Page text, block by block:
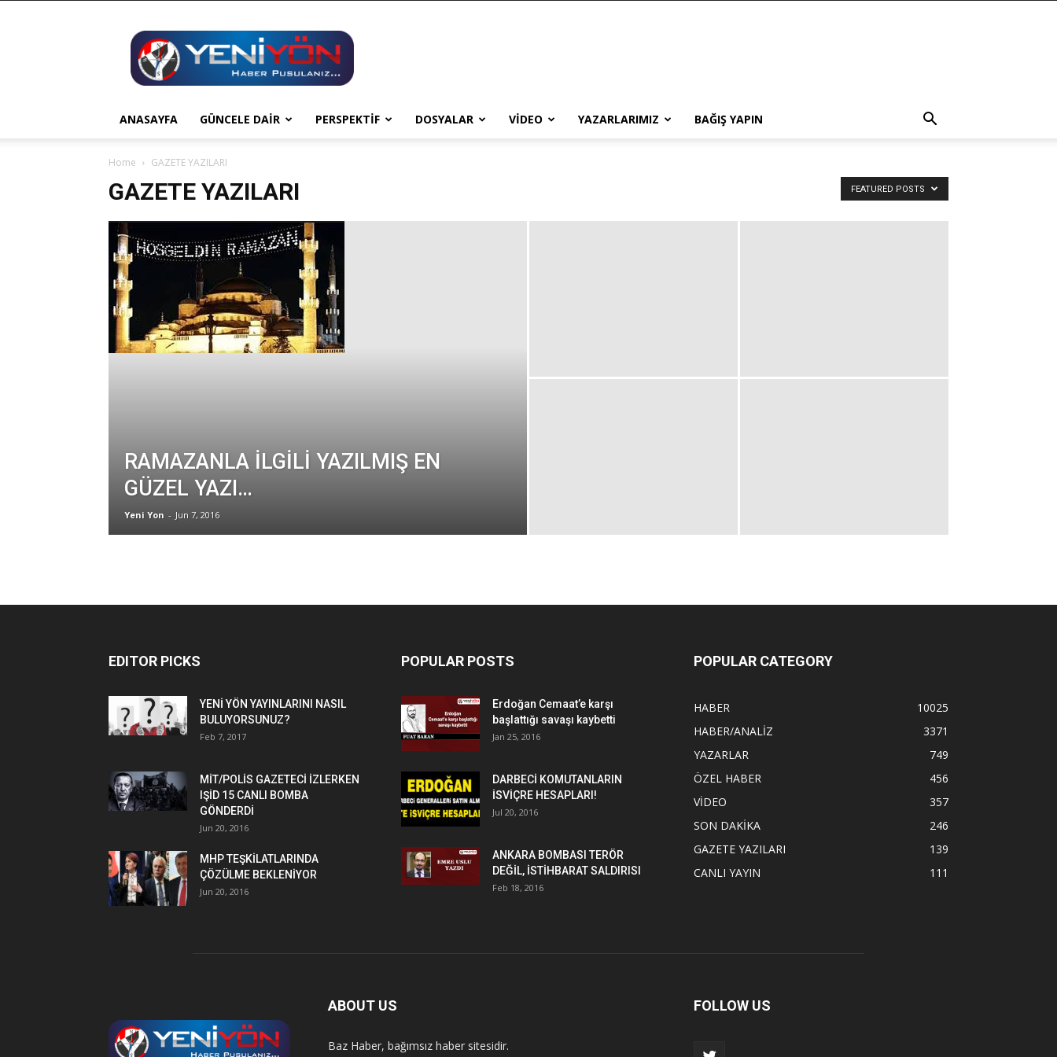
YENİ
YÖN
ANASAYFA GÜNCELE DAİR PERSPEKTİF DOSYALAR VİDEO YAZARLARIMIZ BAĞIŞ YAPIN
Home GAZETE YAZILARI
GAZETE YAZILARI FEATURED POSTS
RAMAZANLA İLGİLİ YAZILMIŞ EN
GÜZEL YAZI…
Yeni Yon - Jun 7, 2016
EDITOR PICKS
YENİ YÖN YAYINLARINI NASIL
BULUYORSUNUZ?
Feb 7, 2017
MİT/POLİS GAZETECİ İZLERKEN
IŞİD 15 CANLI BOMBA
GÖNDERDİ
Jun 20, 2016
MHP TEŞKİLATLARINDA
ÇÖZÜLME BEKLENİYOR
Jun 20, 2016
POPULAR POSTS
Erdoğan Cemaat’e karşı
başlattığı savaşı kaybetti
Jan 25, 2016
DARBECİ KOMUTANLARIN
İSVİÇRE HESAPLARI!
Jul 20, 2016
ANKARA BOMBASI TERÖR
DEĞİL, İSTİHBARAT SALDIRISI
Feb 18, 2016
POPULAR CATEGORY
HABER
10025
HABER/ANALİZ
3371
YAZARLAR
749
ÖZEL HABER
456
VİDEO
357
SON DAKİKA
246
GAZETE YAZILARI
139
CANLI YAYIN
111
ABOUT US
Baz Haber, bağımsız haber sitesidir.
FOLLOW US